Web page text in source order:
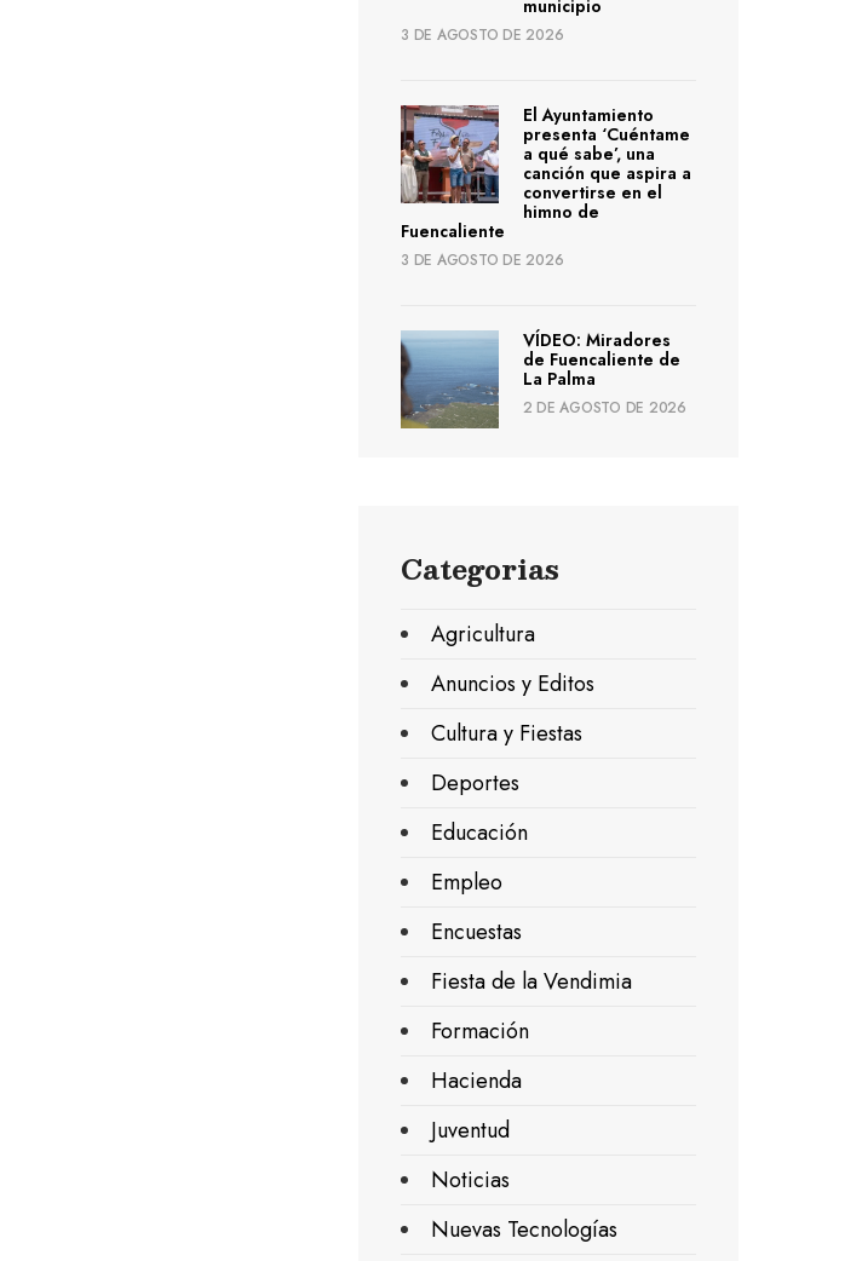
municipio
3 DE AGOSTO DE 2026
El Ayuntamiento
presenta ‘Cuéntame
a qué sabe’, una
canción que aspira a
convertirse en el
himno de
Fuencaliente
3 DE AGOSTO DE 2026
VÍDEO: Miradores
de Fuencaliente de
La Palma
2 DE AGOSTO DE 2026
Categorias
Agricultura
Anuncios y Editos
Cultura y Fiestas
Deportes
Educación
Empleo
Encuestas
Fiesta de la Vendimia
Formación
Hacienda
Juventud
Noticias
Nuevas Tecnologías